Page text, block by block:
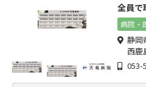
全員で
病院・
静岡
西鹿
053-